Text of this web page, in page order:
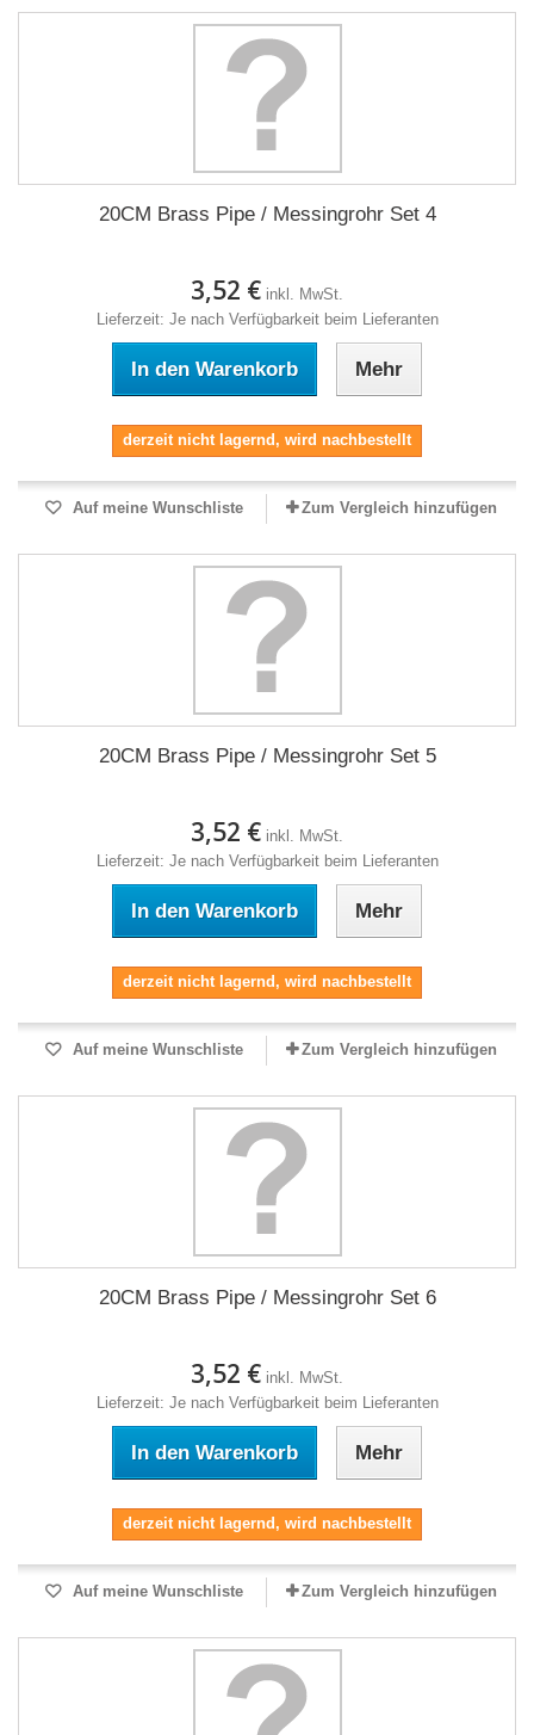
20CM Brass Pipe / Messingrohr Set 4
3,52 € inkl. MwSt.
Lieferzeit: Je nach Verfügbarkeit beim Lieferanten
In den Warenkorb Mehr
derzeit nicht lagernd, wird nachbestellt
Auf meine Wunschliste Zum Vergleich hinzufügen
20CM Brass Pipe / Messingrohr Set 5
3,52 € inkl. MwSt.
Lieferzeit: Je nach Verfügbarkeit beim Lieferanten
In den Warenkorb Mehr
derzeit nicht lagernd, wird nachbestellt
Auf meine Wunschliste Zum Vergleich hinzufügen
20CM Brass Pipe / Messingrohr Set 6
3,52 € inkl. MwSt.
Lieferzeit: Je nach Verfügbarkeit beim Lieferanten
In den Warenkorb Mehr
derzeit nicht lagernd, wird nachbestellt
Auf meine Wunschliste Zum Vergleich hinzufügen